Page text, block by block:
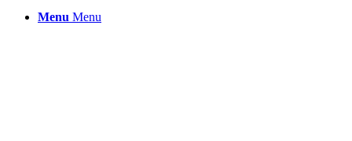
Menu Menu